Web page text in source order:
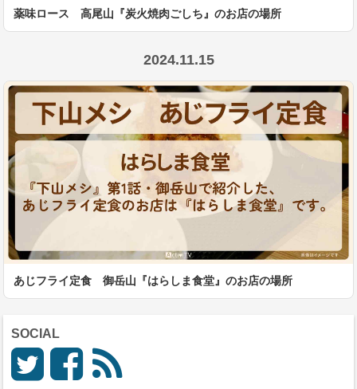
薬味ロース 高尾山『炭火焼肉ごしち』のお店の場所
2024.11.15
あじフライ定食 御岳山『はらしま食堂』のお店の場所
SOCIAL